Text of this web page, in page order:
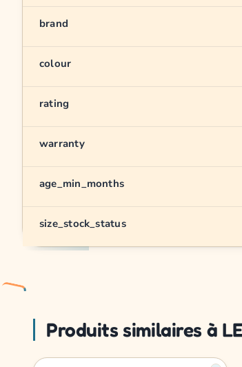
brand
colour
rating
warranty
age_min_months
size_stock_status
Produits similaires à